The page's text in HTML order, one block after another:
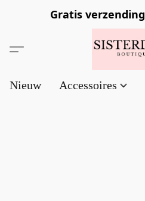
Gratis verzending
Nieuw Accessoires